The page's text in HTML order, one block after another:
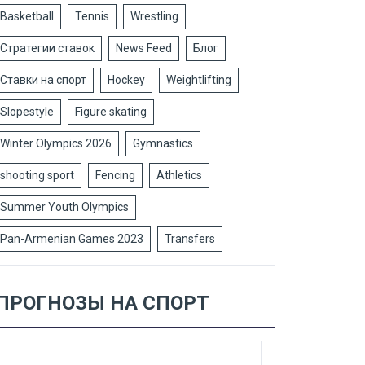
Basketball Tennis Wrestling
Стратегии ставок News Feed Блог
Ставки на спорт Hockey Weightlifting
Slopestyle Figure skating
Winter Olympics 2026 Gymnastics
shooting sport Fencing Athletics
Summer Youth Olympics
Pan-Armenian Games 2023 Transfers
НА СПОРТ